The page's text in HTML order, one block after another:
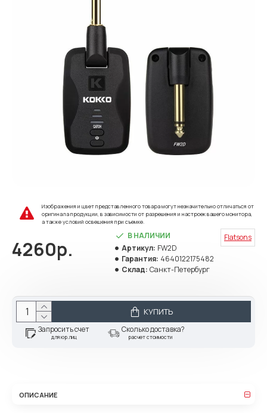
Изображения и цвет представленного товара могут незначительно отличаться от
оригинала продукции, в зависимости от разрешения и настроек вашего монитора,
а также условий освещения при съемке.
4260р.
В НАЛИЧИИ
Артикул: FW2D
Гарантия: 4640122175482
Склад: Санкт-Петербург
Flatsons
КУПИТЬ
Запросить счет
для юр.лиц
Сколько доставка?
расчет стоимости
ОПИСАНИЕ